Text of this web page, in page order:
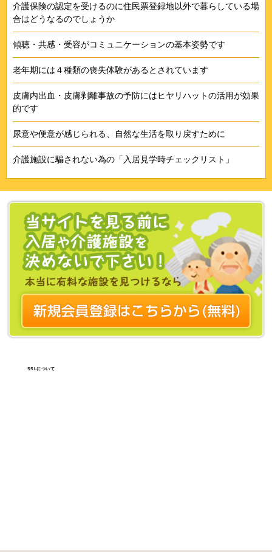
介護保険の認定を受けるのに住民票登録地以外で暮らしている場
合はどうなるのでしょうか
傾聴・共感・受容がコミュニケーションの基本姿勢です
老年期には４種類の喪失体験があるとされています
皮膚内出血・皮膚剥離事故の予防にはヒヤリハットの活用が効果
的です
尿意や便意が感じられる、自然な生活を取り戻すために
介護施設に騙されない為の「入居見学時チェックリスト」
SSLについて